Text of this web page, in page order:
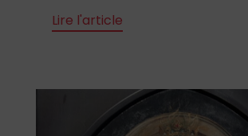
Lire l'article